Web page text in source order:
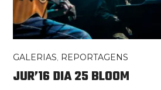
GALERIAS, REPORTAGENS
JUR’16 DIA 25 BLOOM